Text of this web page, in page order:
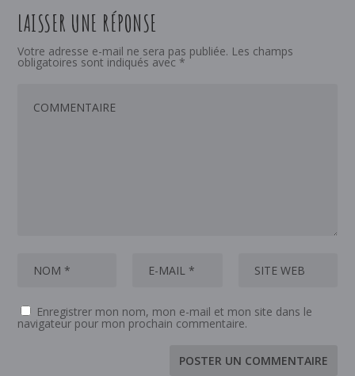
LAISSER UNE RÉPONSE
Votre adresse e-mail ne sera pas publiée. Les champs
obligatoires sont indiqués avec *
Enregistrer mon nom, mon e-mail et mon site dans le
navigateur pour mon prochain commentaire.